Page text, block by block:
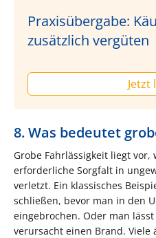
Praxisübergabe:
zusätzlich vergüten
Jetzt
8. Was bedeutet
Grobe Fahrlässigkeit liegt
erforderliche Sorgfalt in
verletzt. Ein klassisches
schließen, bevor man in den
eingebrochen. Oder man
verursacht einen Brand. Viele